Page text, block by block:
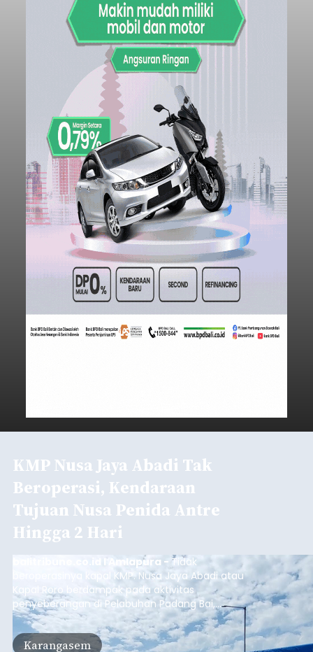
KMP Nusa Jaya Abadi Tak
Beroperasi, Kendaraan
Tujuan Nusa Penida Antre
Hingga 2 Hari
balitribune.co.id I Amlapura - Tidak
beroperasinya kapal KMP. Nusa Jaya Abadi atau
Kapal Roro berdampak pada aktivitas
penyeberangan di Pelabuhan Padang Bai,
Karangasem. Puluhan kendaraan truk, Pick Up
dan kendaraan pribadi harus antre lebih dari dua
hari di Pelabuhan Padang Bai, untuk bisa
Karangasem